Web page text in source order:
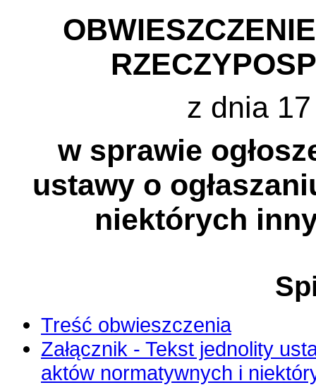
z dnia
w sprawie
ustawy o
niektórych
Treść obwieszczenia
Załącznik - Tekst jednolity
aktów normatywnych i